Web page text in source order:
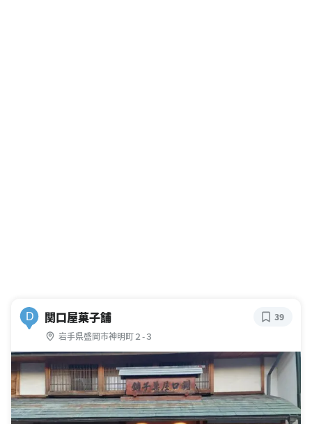
D 関口屋菓子舗
岩手県盛岡市神明町２-３
39